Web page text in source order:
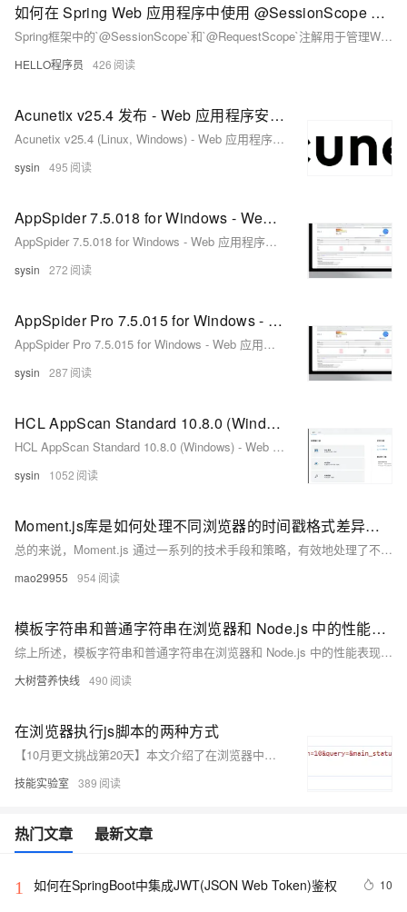
如何在 Spring Web 应用程序中使用 @SessionScope 和 @RequestScope
Spring框架中的`@SessionScope`和`@RequestScope`注解用于管理Web应用中的状态。`@SessionScope`绑定HTTP会话生命周期，适用于用户特定数据，如购物车；`@RequestScope`限定于单个请求，适合无状态、线程安全的操作，如日志记录。合理选择作用域能提升应用性能与可维护性。
HELLO程序员 426
Acunetix v25.4 发布 - Web 应用程序安全测试
Acunetix v25.4 (Linux, Windows) - Web 应用程序安全测试
sysin 495
AppSpider 7.5.018 for Windows - Web 应用程序安全测试
AppSpider 7.5.018 for Windows - Web 应用程序安全测试
sysin 272
AppSpider Pro 7.5.015 for Windows - Web 应用程序安全测试
AppSpider Pro 7.5.015 for Windows - Web 应用程序安全测试
sysin 287
HCL AppScan Standard 10.8.0 (Windows) - Web 应用程序安全测试
HCL AppScan Standard 10.8.0 (Windows) - Web 应用程序安全测试
sysin 1052
Moment.js库是如何处理不同浏览器的时间戳格式差异的？
总的来说，Moment.js 通过一系列的技术手段和策略，有效地处理了不同浏览器的时间戳格式差异，为开发者提供了一个稳定、可靠且易于使用的时间处理工具。
mao29955 954
模板字符串和普通字符串在浏览器和 Node.js 中的性能表现是否一致？
综上所述，模板字符串和普通字符串在浏览器和 Node.js 中的性能表现既有相似之处，也有不同之处。在实际应用中，需要根据具体的场景和性能需求来选择使用哪种字符串处理方式，以达到最佳的性能和开发效率。
大树营养快线 490
在浏览器执行js脚本的两种方式
【10月更文挑战第20天】本文介绍了在浏览器中执行HTTP请求的两种方式：`fetch`和`XMLHttpRequest`。`fetch`支持GET和POST请求，返回Promise对象，可以方便地处理异步操作。`XMLHttpRequest`则通过回调函数处理请求结果，适用于需要兼容旧浏览器的场景。文中还提供了具体的代码示例。
技能实验室 389
热门文章 最新文章
1 如何在SpringBoot中集成JWT(JSON Web Token)鉴权 10